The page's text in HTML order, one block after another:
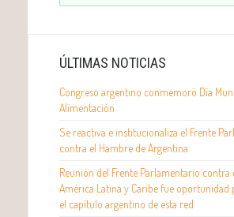
ÚLTIMAS NOTICIAS
Congreso argentino conmemoró Día
Alimentación
Se reactiva e institucionaliza el Frente
contra el Hambre de Argentina
Reunión del Frente Parlamentario contra
América Latina y Caribe fue oportunidad
el capítulo argentino de esta red